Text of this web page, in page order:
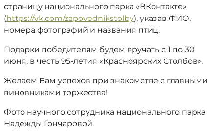
страницу национального парка «ВКонтакте»
(https://vk.com/zapovednikstolby), указав ФИО,
номера фотографий и названия птиц.
Подарки победителям будем вручать с 1 по 30
июня, в честь 95-летия «Красноярских Столбов».
Желаем Вам успехов при знакомстве с главными
виновниками торжества!
Фото научного сотрудника национального парка
Надежды Гончаровой.